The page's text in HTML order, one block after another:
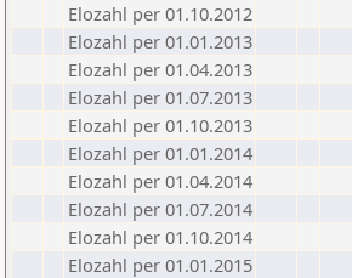
Elozahl per 01.10.2012
Elozahl per 01.01.2013
Elozahl per 01.04.2013
Elozahl per 01.07.2013
Elozahl per 01.10.2013
Elozahl per 01.01.2014
Elozahl per 01.04.2014
Elozahl per 01.07.2014
Elozahl per 01.10.2014
Elozahl per 01.01.2015